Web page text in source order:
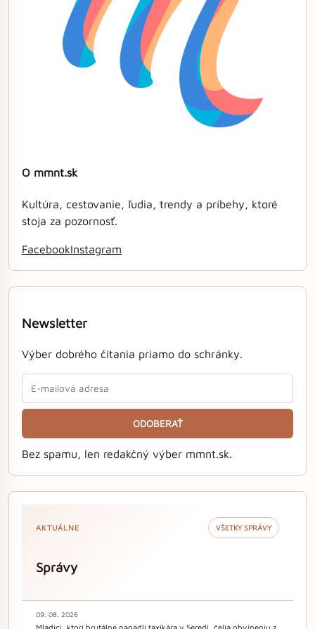
O mmnt.sk
Kultúra, cestovanie, ľudia, trendy a príbehy, ktoré
stoja za pozornosť.
FacebookInstagram
Newsletter
Výber dobrého čítania priamo do schránky.
ODOBERAŤ
Bez spamu, len redakčný výber mmnt.sk.
AKTUÁLNE VŠETKY SPRÁVY
Správy
09. 08. 2026
Mladíci, ktorí brutálne napadli taxikára v Seredi, čelia obvineniu z